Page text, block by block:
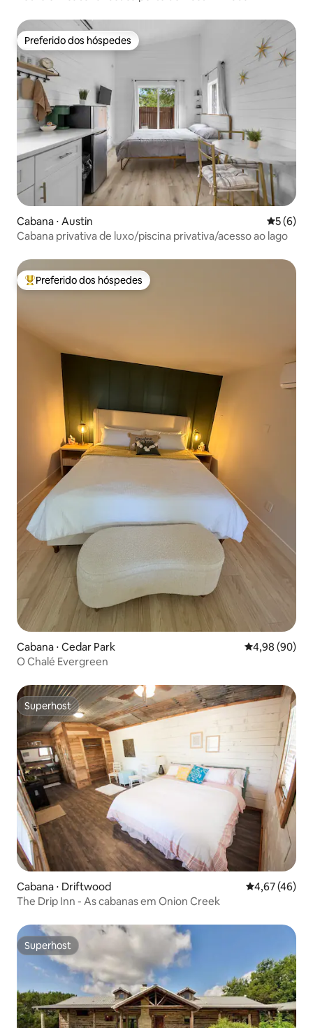
Preferido dos hóspedes
Preferido dos hóspedes
Cabana ⋅ Austin 5 de
5 (6)
Cabana privativa de luxo/piscina privativa/acesso ao lago
Entre os melhores preferidos dos hóspedes
Preferido dos hóspedes
Cabana ⋅ Cedar Park 4,98 de uma
4,98 (90)
O Chalé Evergreen
Superhost
Superhost
Cabana ⋅ Driftwood 4,67 de uma
4,67 (46)
The Drip Inn - As cabanas em Onion Creek
Superhost
Superhost